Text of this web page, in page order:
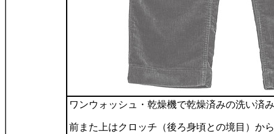
ワンウォッシュ・乾燥機で乾燥済みの洗い済
前また上はクロッチ（後ろ身頃との境目）か